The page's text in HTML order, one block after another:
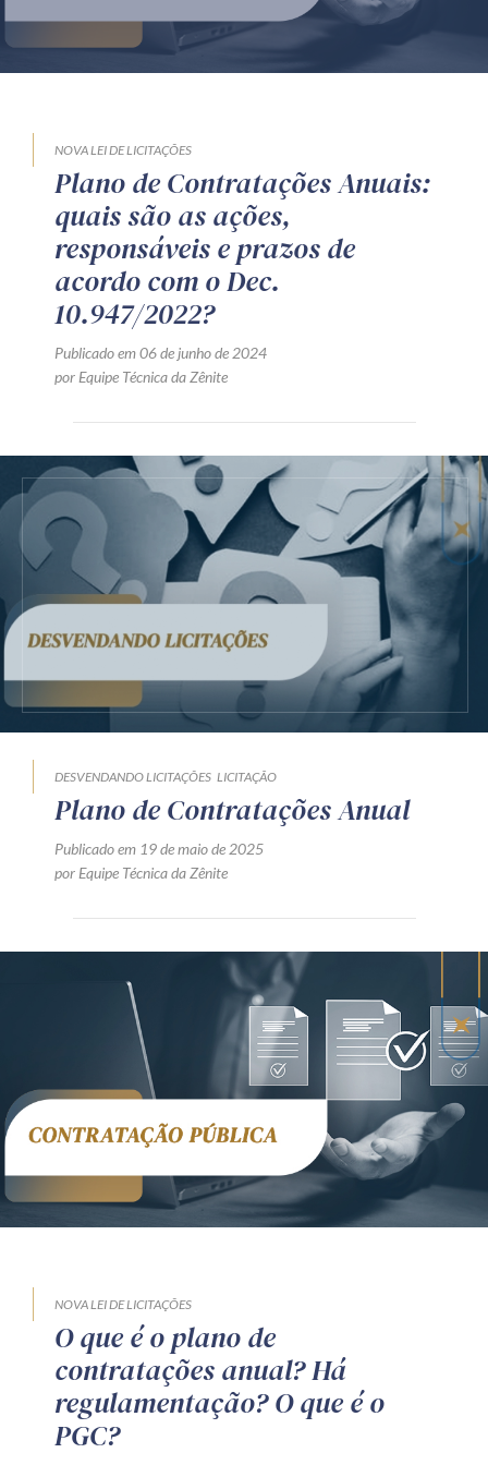
Produtos e serviços
Orientação por Escrito
Mentoria Zênite
Capacitação
Zênite Online
Eventos presenciais
Zênite in Company
Diferenciais
Receba por RSS
Av. Sete de Setembro, 4698
Batel Curitiba/PR CEP 80240-000
Telefone (41) 2109-8666
Whatsapp (41) 98881-6616
NOVA LEI DE LICITAÇÕES
Plano de Contratações Anuais:
quais são as ações,
responsáveis e prazos de
acordo com o Dec.
10.947/2022?
Publicado em 06 de junho de 2024
por Equipe Técnica da Zênite
DESVENDANDO LICITAÇÕES LICITAÇÃO
Plano de Contratações Anual
Publicado em 19 de maio de 2025
por Equipe Técnica da Zênite
NOVA LEI DE LICITAÇÕES
O que é o plano de
contratações anual? Há
regulamentação? O que é o
PGC?